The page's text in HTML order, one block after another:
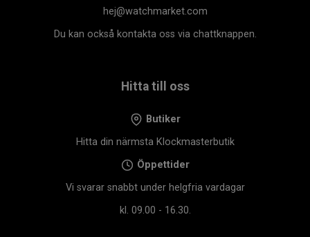
hej@watchmarket.com
Du kan också kontakta oss via chattknappen.
Hitta till oss
Butiker
Hitta din närmsta Klockmasterbutik
Öppettider
Vi svarar snabbt under helgfria vardagar
kl. 09.00 - 16.30.